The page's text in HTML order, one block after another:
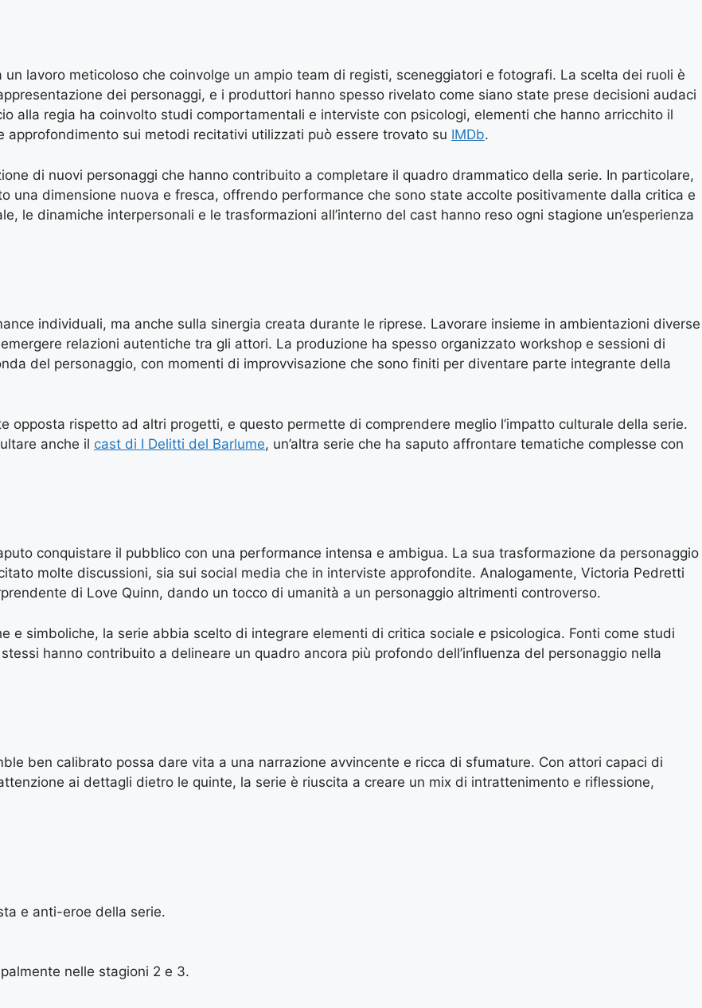
lavoro meticoloso che coinvolge un ampio team di registi, sceneggiatori e fotografi. La scelta dei ruoli è
dei personaggi, e i produttori hanno spesso rivelato come siano state prese decisioni audaci
alla regia ha coinvolto studi comportamentali e interviste con psicologi, elementi che hanno arricchito il
sui metodi recitativi utilizzati può essere trovato su IMDb.
di nuovi personaggi che hanno contribuito a completare il quadro drammatico della serie. In particolare,
una dimensione nuova e fresca, offrendo performance che sono state accolte positivamente dalla critica e
le dinamiche interpersonali e le trasformazioni all’interno del cast hanno reso ogni stagione un’esperienza
individuali, ma anche sulla sinergia creata durante le riprese. Lavorare insieme in ambientazioni diverse
relazioni autentiche tra gli attori. La produzione ha spesso organizzato workshop e sessioni di
del personaggio, con momenti di improvvisazione che sono finiti per diventare parte integrante della
opposta rispetto ad altri progetti, e questo permette di comprendere meglio l’impatto culturale della serie.
anche il cast di I Delitti del Barlume, un’altra serie che ha saputo affrontare tematiche complesse con
conquistare il pubblico con una performance intensa e ambigua. La sua trasformazione da personaggio
molte discussioni, sia sui social media che in interviste approfondite. Analogamente, Victoria Pedretti
di Love Quinn, dando un tocco di umanità a un personaggio altrimenti controverso.
e simboliche, la serie abbia scelto di integrare elementi di critica sociale e psicologica. Fonti come studi
hanno contribuito a delineare un quadro ancora più profondo dell’influenza del personaggio nella
ben calibrato possa dare vita a una narrazione avvincente e ricca di sfumature. Con attori capaci di
ai dettagli dietro le quinte, la serie è riuscita a creare un mix di intrattenimento e riflessione,
e anti-eroe della serie.
nelle stagioni 2 e 3.